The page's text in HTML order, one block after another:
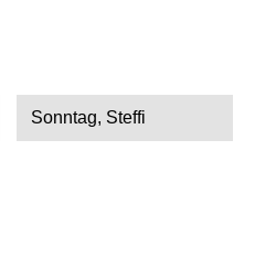
Sonntag, Steffi